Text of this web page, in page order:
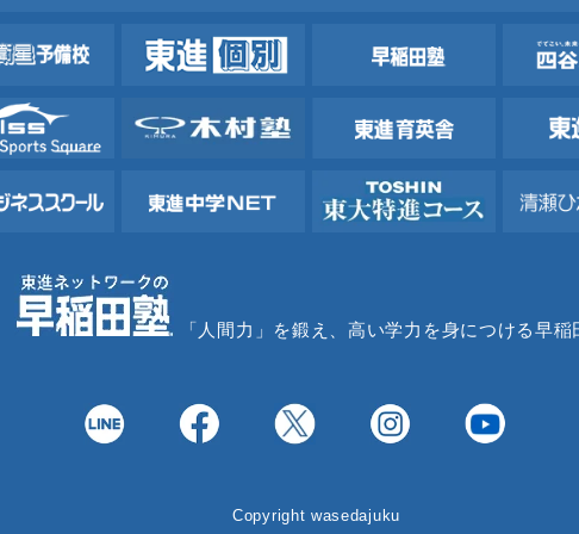
「人間力」を鍛え、高い学力を身につける早稲
Copyright wasedajuku